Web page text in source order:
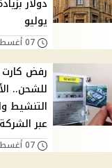
يوليو
07 أغسطس, 2026 05:00 ص
رفض كارت
للشحن..
التنشيط
عبر الشركة
07 أغسطس, 2026 04:00 ص